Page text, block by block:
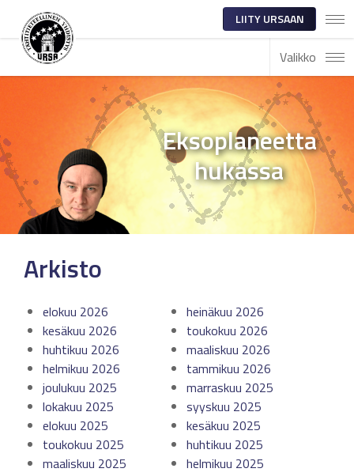
LIITY URSAAN
Valikko
Eksoplaneetta
hukassa
Arkisto
elokuu 2026
heinäkuu 2026
kesäkuu 2026
toukokuu 2026
huhtikuu 2026
maaliskuu 2026
helmikuu 2026
tammikuu 2026
joulukuu 2025
marraskuu 2025
lokakuu 2025
syyskuu 2025
elokuu 2025
kesäkuu 2025
toukokuu 2025
huhtikuu 2025
maaliskuu 2025
helmikuu 2025